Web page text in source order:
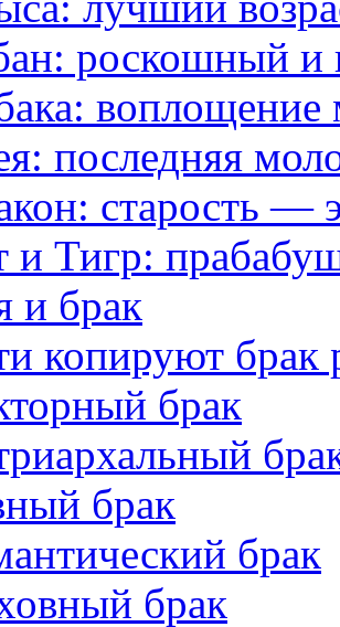
роскошный и
воплощение
последняя
старость —
и Тигр:
и брак
копируют брак
брак
брак
брак
брак